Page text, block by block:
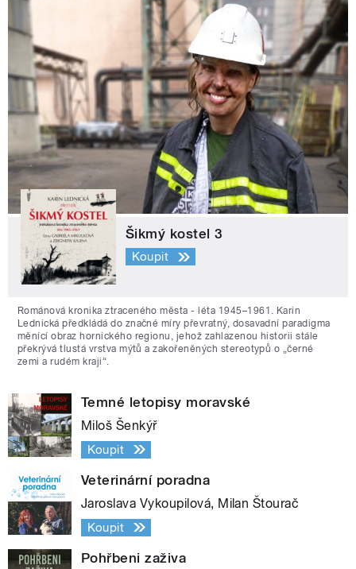
Šikmý kostel 3
Koupit
Románová kronika ztraceného města - léta 1945–1961. Karin
Lednická předkládá do značné míry převratný, dosavadní paradigma
měnící obraz hornického regionu, jehož zahlazenou historii stále
překrývá tlustá vrstva mýtů a zakořeněných stereotypů o „černé
zemi a rudém kraji“.
Temné letopisy moravské
Miloš Šenkýř
Koupit
Veterinární poradna
Jaroslava Vykoupilová, Milan Štourač
Koupit
Pohřbeni zaživa